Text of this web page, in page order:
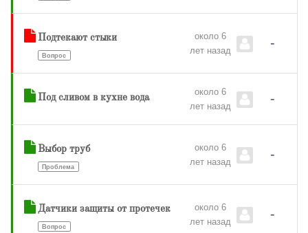
Подтекают стыки
Вопрос
около 6
лет назад
-
Под сливом в кухне вода
около 6
лет назад
-
Выбор труб
Проблема
около 6
лет назад
-
Датчики защиты от протечек
Вопрос
около 6
лет назад
-